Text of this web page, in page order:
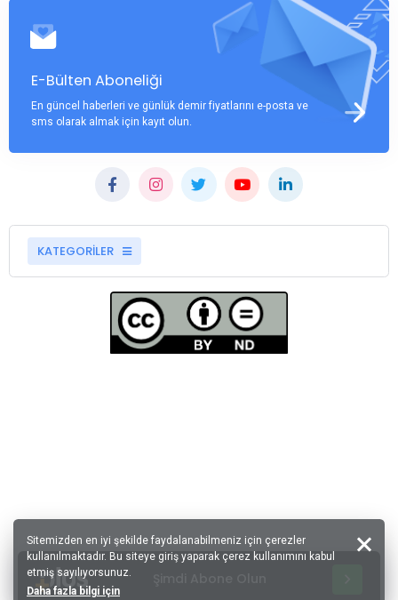
E-Bülten Aboneliği
En güncel haberleri ve günlük demir fiyatlarını e-posta ve
sms olarak almak için kayıt olun.
KATEGORİLER
Sitemizden en iyi şekilde faydalanabilmeniz için çerezler
kullanılmaktadır. Bu siteye giriş yaparak çerez kullanımını kabul
etmiş sayılıyorsunuz.
Daha fazla bilgi için